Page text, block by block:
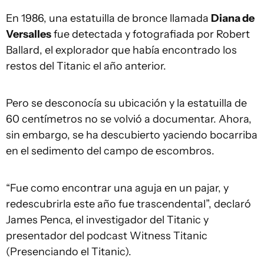
En 1986, una estatuilla de bronce llamada Diana de
Versallesfue detectada y fotografiada por Robert
Ballard, el explorador que había encontrado los
restos del Titanic el año anterior.
Pero se desconocía su ubicación y la estatuilla de
60 centímetros no se volvió a documentar. Ahora,
sin embargo, se ha descubierto yaciendo bocarriba
en el sedimento del campo de escombros.
“Fue como encontrar una aguja en un pajar, y
redescubrirla este año fue trascendental”, declaró
James Penca, el investigador del Titanic y
presentador del podcast Witness Titanic
(Presenciando el Titanic).